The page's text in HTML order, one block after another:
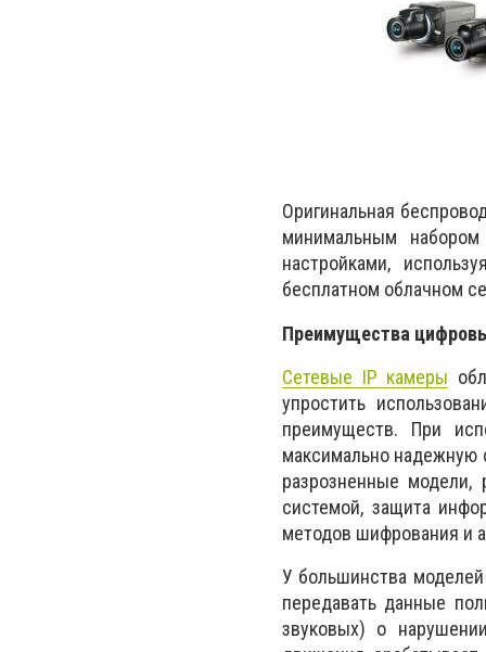
Оригинальная
минимальным
настройками,
бесплатном облачном
Преимущества
Сетевые IP камеры
упростить
преимуществ. При
максимально надежную
разрозненные
системой, защита
методов шифрования и
У большинства
передавать данные
звуковых) о